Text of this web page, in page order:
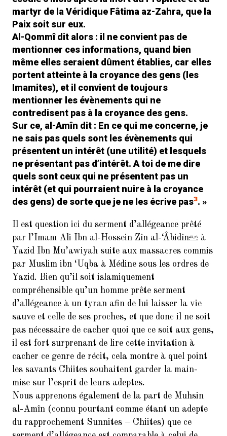
martyr de la Véridique Fâtima az-Zahra, que la
Paix soit sur eux.
Al-Qommî dit alors : il ne convient pas de
mentionner ces informations, quand bien
même elles seraient dûment établies, car elles
portent atteinte à la croyance des gens (les
Imamites), et il convient de toujours
mentionner les évènements qui ne
contredisent pas à la croyance des gens.
Sur ce, al-Amîn dit : En ce qui me concerne, je
ne sais pas quels sont les évènements qui
présentent un intérêt (une utilité) et lesquels
ne présentant pas d’intérêt. A toi de me dire
quels sont ceux qui ne présentent pas un
intérêt (et qui pourraient nuire à la croyance
des gens) de sorte que je ne les écrive pas3. »
Il est question ici du serment d’allégeance prêté
par l’Imam Ali Ibn al-Hossein Zîn al-‘Âbidîn
à
Yazid Ibn Mu’awiyah suite aux massacres commis
par Muslim ibn ‘Uqba à Médine sous les ordres de
Yazid. Bien qu’il soit islamiquement
compréhensible qu’un homme prête serment
d’allégeance à un tyran afin de lui laisser la vie
sauve et celle de ses proches, et que donc il ne soit
pas nécessaire de cacher quoi que ce soit aux gens,
il est fort surprenant de lire cette invitation à
cacher ce genre de récit, cela montre à quel point
les savants Chiites souhaitent garder la main-
mise sur l’esprit de leurs adeptes.
Nous apprenons également de la part de Muhsin
al-Amîn (connu pourtant comme étant un adepte
du rapprochement Sunnites – Chiites) que ce